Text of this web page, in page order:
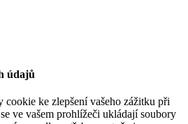
údajů
cookie ke zlepšení vašeho zážitku při
ve vašem prohlížeči ukládají soubory